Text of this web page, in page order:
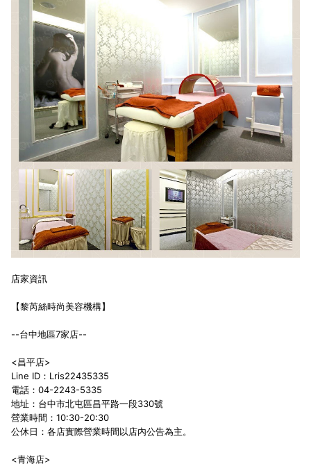
店家資訊
【黎芮絲時尚美容機構】
--台中地區7家店--
<昌平店>
Line ID：Lris22435335
電話：04-2243-5335
地址：台中市北屯區昌平路一段330號
營業時間：10:30-20:30
公休日：各店實際營業時間以店內公告為主。
<青海店>